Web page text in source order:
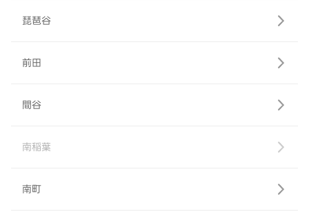
琵琶谷
前田
間谷
南稲葉
南町